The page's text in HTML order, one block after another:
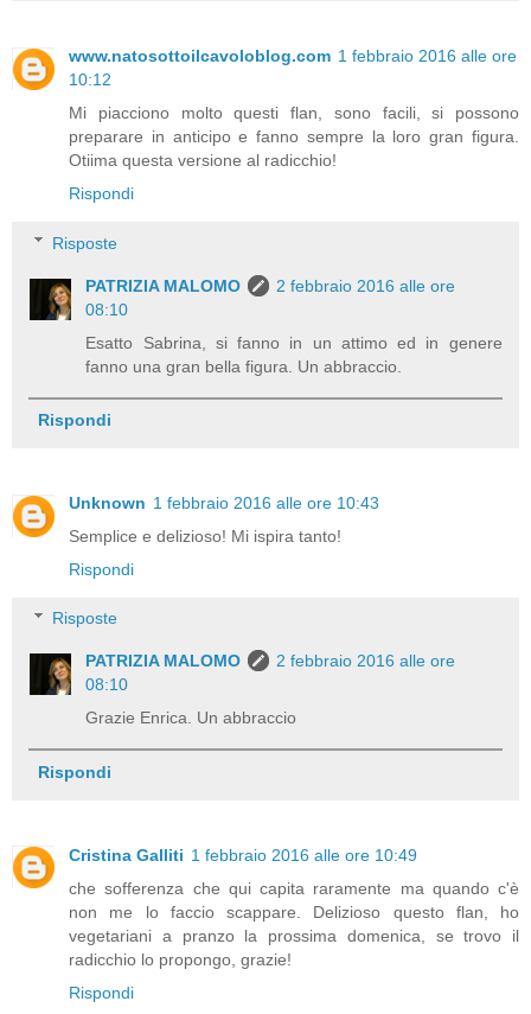
www.natosottoilcavoloblog.com 1 febbraio 2016 alle ore
10:12
Mi piacciono molto questi flan, sono facili, si possono
preparare in anticipo e fanno sempre la loro gran figura.
Otiima questa versione al radicchio!
Rispondi
Risposte
PATRIZIA MALOMO
2 febbraio 2016 alle ore
08:10
Esatto Sabrina, si fanno in un attimo ed in genere
fanno una gran bella figura. Un abbraccio.
Rispondi
Unknown 1 febbraio 2016 alle ore 10:43
Semplice e delizioso! Mi ispira tanto!
Rispondi
Risposte
PATRIZIA MALOMO
2 febbraio 2016 alle ore
08:10
Grazie Enrica. Un abbraccio
Rispondi
Cristina Galliti 1 febbraio 2016 alle ore 10:49
che sofferenza che qui capita raramente ma quando c'è
non me lo faccio scappare. Delizioso questo flan, ho
vegetariani a pranzo la prossima domenica, se trovo il
radicchio lo propongo, grazie!
Rispondi